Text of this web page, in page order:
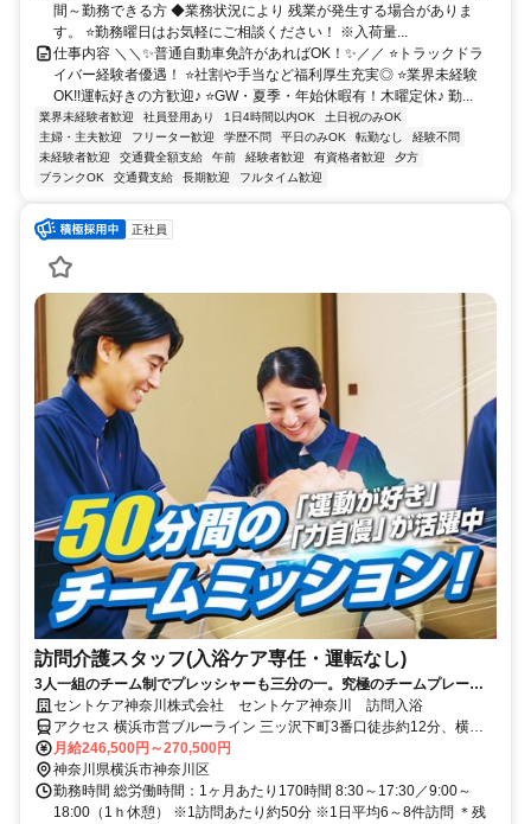
間～勤務できる方 ◆業務状況により 残業が発生する場合がありま
す。 ⭐勤務曜日はお気軽にご相談ください！ ※入荷量...
仕事内容 ＼＼✨普通自動車免許があればOK！✨／／ ⭐トラックドラ
イバー経験者優遇！ ⭐社割や手当など福利厚生充実◎ ⭐業界未経験
OK!!運転好きの方歓迎♪ ⭐GW・夏季・年始休暇有！木曜定休♪ 勤...
業界未経験者歓迎 社員登用あり 1日4時間以内OK
土日祝のみOK
主婦・主夫歓迎
フリーター歓迎 学歴不問 平日のみOK 転勤なし
経験不問
未経験者歓迎
交通費全額支給 午前 経験者歓迎 有資格者歓迎
夕方
ブランクOK
交通費支給 長期歓迎 フルタイム歓迎
正社員
訪問介護スタッフ(入浴ケア専任・運転なし)
3人一組のチーム制でプレッシャーも三分の一。究極のチームプレーを
50分で。無資格・未経験から始めるやりがいNo1の訪問入浴！
セントケア神奈川株式会社 セントケア神奈川 訪問入浴
アクセス 横浜市営ブルーライン 三ッ沢下町3番口徒歩約12分、横浜
市営ブルーライン 片倉町出口3徒歩約18分、横浜市営ブルーライン
三ッ沢上町2番口徒歩約20分 JR 大口駅 徒歩３分 【勤務地】 神奈川
県横浜市神奈川区大口通128-7 ＊喫煙所あり（屋外）
月給246,500円～270,500円
神奈川県横浜市神奈川区
勤務時間 総労働時間：1ヶ月あたり170時間 8:30～17:30／9:00～
18:00（1ｈ休憩） ※1訪問あたり約50分 ※1日平均6～8件訪問 ＊残